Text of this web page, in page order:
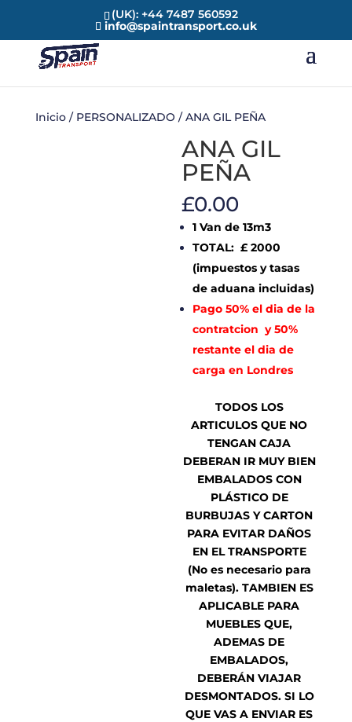
(UK): +44 7487 560592
info@spaintransport.co.uk
Inicio/ PERSONALIZADO / ANA GIL PEÑA
ANA GIL
PEÑA
£0.00
1 Van de 13m3
TOTAL: £ 2000
(impuestos y tasas
de aduana incluidas)
Pago 50% el dia de la
contratcion y 50%
restante el dia de
carga en Londres
TODOS LOS
ARTICULOS QUE NO
TENGAN CAJA
DEBERAN IR MUY BIEN
EMBALADOS CON
PLÁSTICO DE
BURBUJAS Y CARTON
PARA EVITAR DAÑOS
EN EL TRANSPORTE
(No es necesario para
maletas). TAMBIEN ES
APLICABLE PARA
MUEBLES QUE,
ADEMAS DE
EMBALADOS,
DEBERÁN VIAJAR
DESMONTADOS. SI LO
QUE VAS A ENVIAR ES